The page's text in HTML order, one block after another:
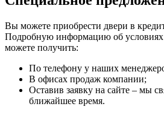
Вы можете приобрести двери в
Подробную информацию об условиях
можете получить:
По телефону у наших
В офисах продаж компании;
Оставив заявку на сайте – мы
ближайшее время.